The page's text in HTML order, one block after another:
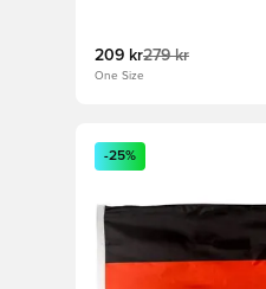
209 kr279 kr
One Size
Öppnar en Modal
-25%